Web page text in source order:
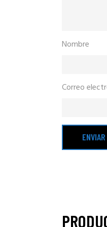
Nombre
Correo